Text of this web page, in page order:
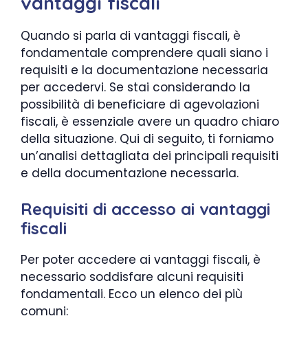
Quando si parla di vantaggi fiscali, è
fondamentale comprendere quali siano i
requisiti e la documentazione necessaria
per accedervi. Se stai considerando la
possibilità di beneficiare di agevolazioni
fiscali, è essenziale avere un quadro chiaro
della situazione. Qui di seguito, ti forniamo
un’analisi dettagliata dei principali requisiti
e della documentazione necessaria.
Requisiti di accesso ai vantaggi
fiscali
Per poter accedere ai vantaggi fiscali, è
necessario soddisfare alcuni requisiti
fondamentali. Ecco un elenco dei più
comuni: